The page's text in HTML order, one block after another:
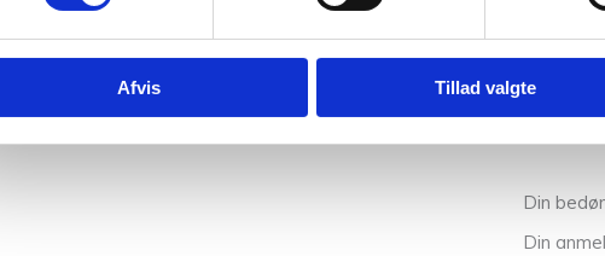
Afvis Tillad valgte
Vægt 0,025 kg
Vær
Din
Din